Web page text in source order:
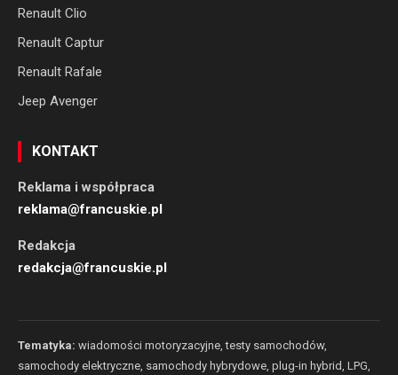
Renault Clio
Renault Captur
Renault Rafale
Jeep Avenger
KONTAKT
Reklama i współpraca
reklama@francuskie.pl
Redakcja
redakcja@francuskie.pl
Tematyka: wiadomości motoryzacyjne, testy samochodów,
samochody elektryczne, samochody hybrydowe, plug-in hybrid, LPG,